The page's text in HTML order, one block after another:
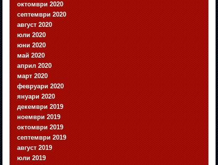
октомври 2020
септември 2020
август 2020
юли 2020
юни 2020
май 2020
април 2020
март 2020
февруари 2020
януари 2020
декември 2019
ноември 2019
октомври 2019
септември 2019
август 2019
юли 2019